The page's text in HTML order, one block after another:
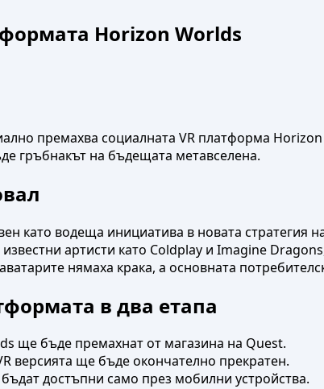
Horizon Worlds
премахва социалната VR платформа
гръбнакът на бъдещата метавселена.
като водеща инициатива в новата стратегия
артисти като Coldplay и Imagine
нямаха крака, а основната
в два етапа
ще бъде премахнат от магазина на Quest.
версията ще бъде окончателно прекратен.
достъпни само през мобилни устройства.